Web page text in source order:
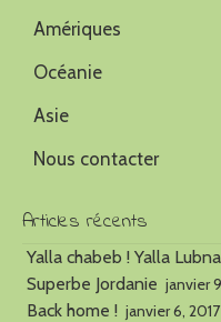
Amériques
Océanie
Asie
Nous contacter
Articles récents
Yalla chabeb ! Yalla
Superbe Jordanie janvier
Back home ! janvier 6, 2017